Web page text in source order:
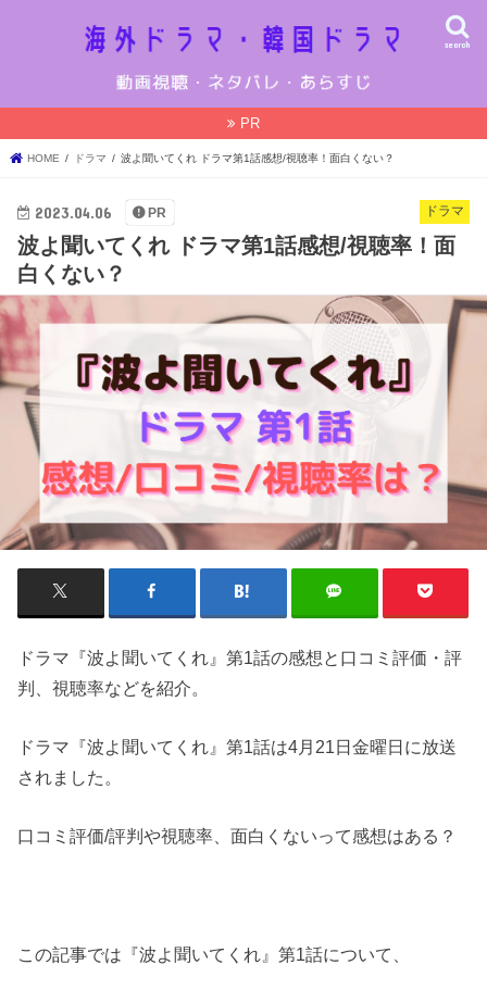
search
PR
HOME ドラマ 波よ聞いてくれ ドラマ第1話感想/視聴率！面白くない？
ドラマ
2023.04.06 PR
波よ聞いてくれ ドラマ第1話感想/視聴率！面
白くない？
ドラマ『波よ聞いてくれ』第1話の感想と口コミ評価・評
判、視聴率などを紹介。
ドラマ『波よ聞いてくれ』第1話は4月21日金曜日に放送
されました。
口コミ評価/評判や視聴率、面白くないって感想はある？
この記事では『波よ聞いてくれ』第1話について、